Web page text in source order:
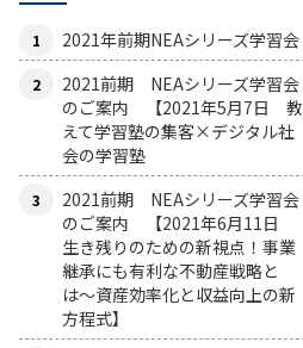
2021年前期NEAシリーズ学習会
2021前期 NEAシリーズ学習会
のご案内 【2021年5月7日 教
えて学習塾の集客×デジタル社
会の学習塾
2021前期 NEAシリーズ学習会
のご案内 【2021年6月11日
生き残りのための新視点！事業
継承にも有利な不動産戦略と
は〜資産効率化と収益向上の新
方程式】